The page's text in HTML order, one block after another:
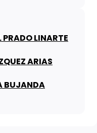
PRADO LINARTE
ARIAS
BUJANDA